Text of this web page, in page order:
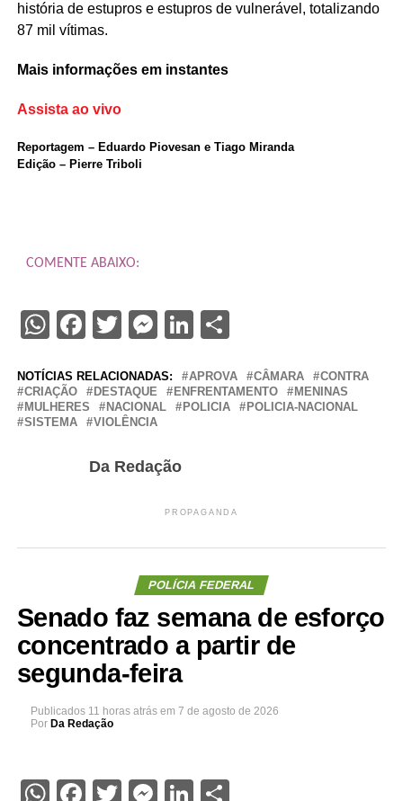
história de estupros e estupros de vulnerável, totalizando
87 mil vítimas.
Mais informações em instantes
Assista ao vivo
Reportagem – Eduardo Piovesan e Tiago Miranda
Edição – Pierre Triboli
COMENTE ABAIXO:
WhatsApp
Facebook
Twitter
Messenger
LinkedIn
Share
NOTÍCIAS RELACIONADAS: APROVA CÂMARA
CONTRA
CRIAÇÃO
DESTAQUE ENFRENTAMENTO
MENINAS
MULHERES
NACIONAL POLICIA
POLICIA-NACIONAL
SISTEMA
VIOLÊNCIA
Da Redação
PROPAGANDA
POLÍCIA FEDERAL
Senado faz semana de esforço
concentrado a partir de
segunda-feira
Publicados 11 horas atrás em 7 de agosto de 2026
Por Da Redação
WhatsApp
Facebook
Twitter
Messenger
LinkedIn
Share